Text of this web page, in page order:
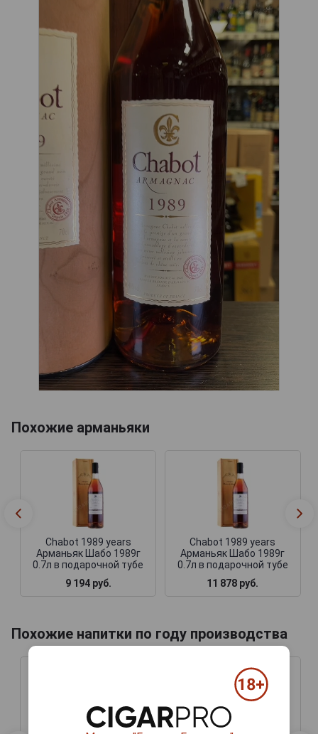
Похожие арманьяки
Chabot 1989 years
Арманьяк Шабо 1989г
0.7л в подарочной тубе
9 194 руб.
Chabot 1989 years
Арманьяк Шабо 1989г
0.7л в подарочной тубе
11 878 руб.
Похожие напитки по году производства